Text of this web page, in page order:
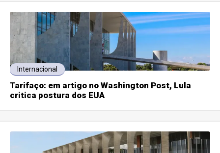
Internacional
Tarifaço: em artigo no Washington Post, Lula
critica postura dos EUA